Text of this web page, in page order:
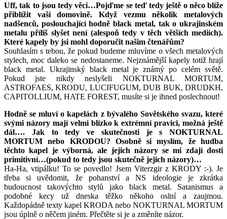
Uff, tak to jsou tedy věci…Pojďme se teď tedy ještě o něco blíže
přiblížit vaší domovině. Když vezmu několik metalových
nadšenců, poslouchající hodně black metal, tak o ukrajinském
metalu příliš slyšet není (alespoň tedy v těch větších mediích).
Které kapely by jsi mohl doporučit našim čtenářům?
Souhlasím s tebou, že pokud budeme mluvíme o všech metalových
stylech, moc daleko se nedostaneme. Nejznámější kapely totiž hrají
black metal. Ukrajinský black metal je známý po celém světě.
Pokud jste nikdy neslyšeli NOKTURNAL MORTUM,
ASTROFAES, KRODU, LUCIFUGUM, DUB BUK, DRUDKH,
CAPITOLLIUM, HATE FOREST, musíte si je ihned poslechnout!
Hodně se mluví o kapelách z bývalého Sovětského svazu, které
svými názory mají velmi blízko k extrémní pravici, možná ještě
dál…. Jak to tedy ve skutečnosti je s NOKTURNAL
MORTUM nebo KRODOU? Osobně si myslím, že hudba
těchto kapel je výborná, ale jejich názory se mi zdají dosti
primitivní…(pokud to tedy jsou skutečně jejich názory)…
Ha-Ha, vtipálku! To se povedlo! Jsem Viterzgir z KRODY :-). Je
třeba si uvědomit, že pohanství a NS ideologie je zkrátka
budoucnost takovýchto stylů jako black metal. Satanismus a
podobné kecy už dneska těžko někoho oslní a zaujmou.
Každopádně texty kapel KRODA nebo NOKTURNAL MORTUM
jsou úplně o něčem jiném. Přečtěte si je a změníte názor.